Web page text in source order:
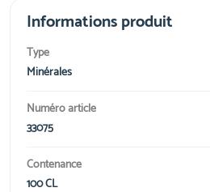
Informations produit
Type
Minérales
Numéro article
33075
Contenance
100 CL